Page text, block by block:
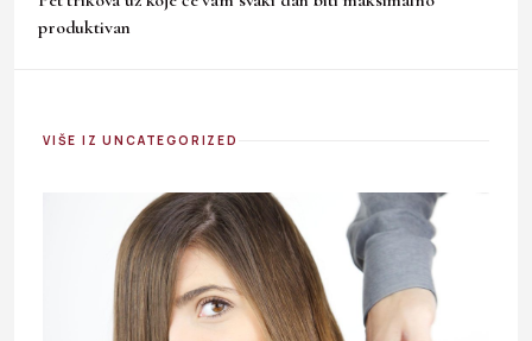
produktivan
VIŠE IZ UNCATEGORIZED